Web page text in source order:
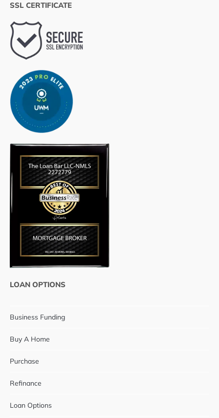
SSL CERTIFICATE
LOAN OPTIONS
Business Funding
Buy A Home
Purchase
Refinance
Loan Options